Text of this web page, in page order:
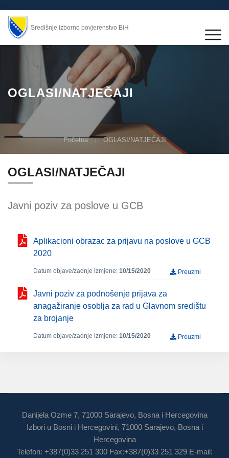
Središnje izborno povjerenstvo BiH
OGLASI/NATJEČAJI
Početna OGLASI/NATJEČAJI
OGLASI/NATJEČAJI
Javni poziv za poslove u GCB
Aplikacioni obrazac za prijavu na poslove u GCB
2020
Datum objave/zadnje izmjene: 10/15/2020 Preuzmi
Javni poziv za podnošenje prijava za
anagažiranje osoblja za rad u Glavnom središtu
za brojanje
Datum objave/zadnje izmjene: 10/15/2020 Preuzmi
Danijela Ozme 7, 71000 Sarajevo, Bosna i Hercegovina
Izbori u Bosni i Hercegovini, 71000 Sarajevo, Bosna i
Hercegovina
Telefon: +387(0)33 251 300 Fax:+387(0)33 251 329 E-mail: